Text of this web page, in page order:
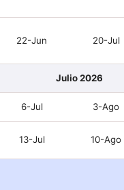
22-Jun 20-Jul
Julio 2026
6-Jul 3-Ago
13-Jul 10-Ago